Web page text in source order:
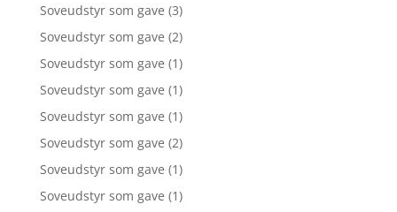
Soveudstyr som gave (3)
Soveudstyr som gave (2)
Soveudstyr som gave (1)
Soveudstyr som gave (1)
Soveudstyr som gave (1)
Soveudstyr som gave (2)
Soveudstyr som gave (1)
Soveudstyr som gave (1)